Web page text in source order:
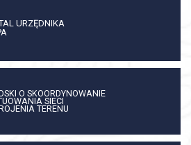
URZĘDNIKA
O SKOORDYNOWANIE
SIECI
TERENU